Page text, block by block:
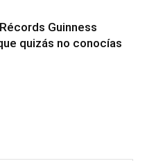
Guinness
quizás no conocías